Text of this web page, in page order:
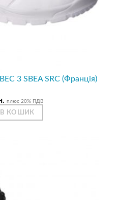
3 SBEA SRC (Франція)
плюс 20% ПДВ
КОШИК